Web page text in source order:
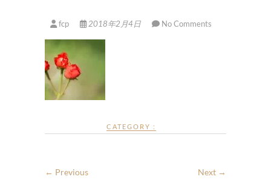
fcp 2018年2月4日 No Comments
CATEGORY :
← Previous Next →